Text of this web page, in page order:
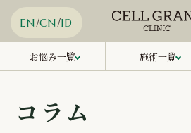
EN/CN/ID
当院について
膝関節症再生治療
動脈硬化再生治療
幹細胞再生治療
PRP治療
お悩み一覧 施術一覧
コラム